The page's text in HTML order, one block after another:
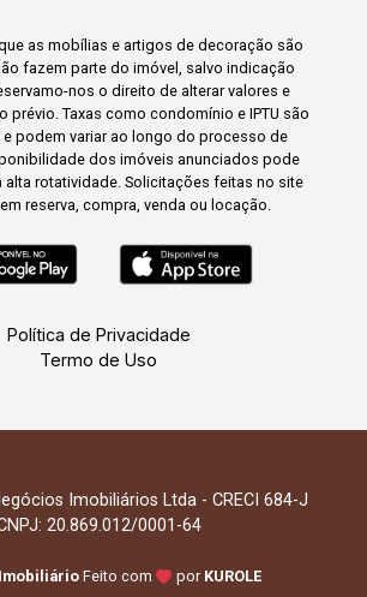
as mobílias e artigos de decoração são
fazem parte do imóvel, salvo indicação
nos o direito de alterar valores e
prévio. Taxas como condomínio e IPTU são
podem variar ao longo do processo de
dos imóveis anunciados pode
alta rotatividade. Solicitações feitas no site
reserva, compra, venda ou locação.
Política de Privacidade
Termo de Uso
Imobiliários Ltda - CRECI 684-J
20.869.012/0001-64
Feito com por KUROLE